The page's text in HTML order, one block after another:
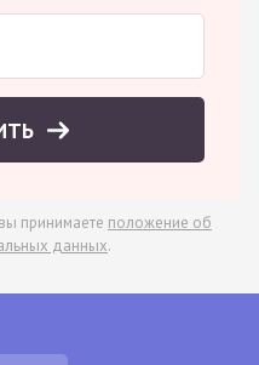
принимаете положение об
данных.